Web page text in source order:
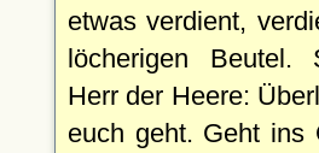
etwas verdient,
löcherigen
Herr der Heere:
euch geht. Geht ins